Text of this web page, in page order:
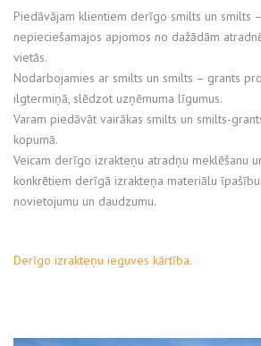
Piedāvājam klientiem derīgo smilts un smilts
nepieciešamajos apjomos no dažādām
vietās.
Nodarbojamies ar smilts un smilts – grants
ilgtermiņā, slēdzot uzņēmuma līgumus.
Varam piedāvāt vairākas smilts un smilts-
kopumā.
Veicam derīgo izrakteņu atradņu meklēšanu
konkrētiem derīgā izrakteņa materiālu
novietojumu un daudzumu.
Derīgo izrakteņu ieguves kārtība.